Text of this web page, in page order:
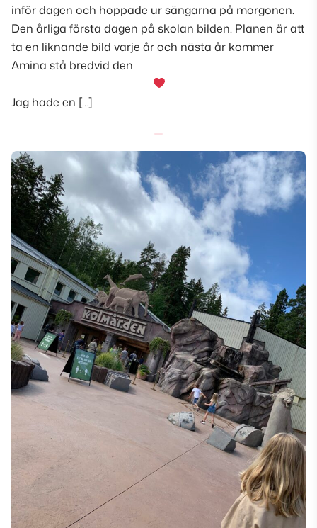
inför dagen och hoppade ur sängarna på morgonen.
Den årliga första dagen på skolan bilden. Planen är att
ta en liknande bild varje år och nästa år kommer
Amina stå bredvid den
Jag hade en […]